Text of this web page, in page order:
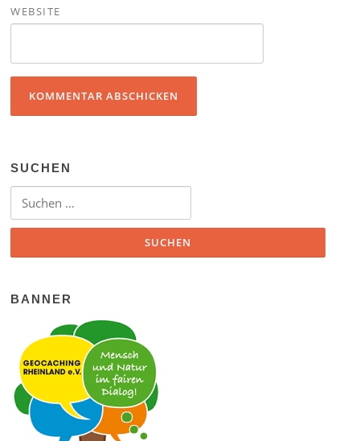
WEBSITE
SUCHEN
Suchen nach:
BANNER